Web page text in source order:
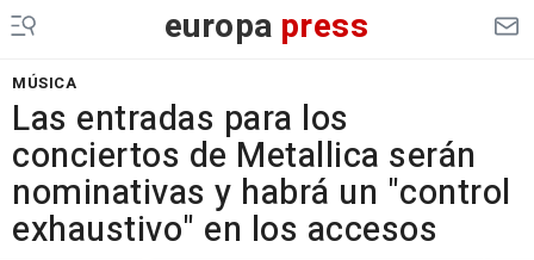
europa press
MÚSICA
Las entradas para los
conciertos de Metallica serán
nominativas y habrá un "control
exhaustivo" en los accesos